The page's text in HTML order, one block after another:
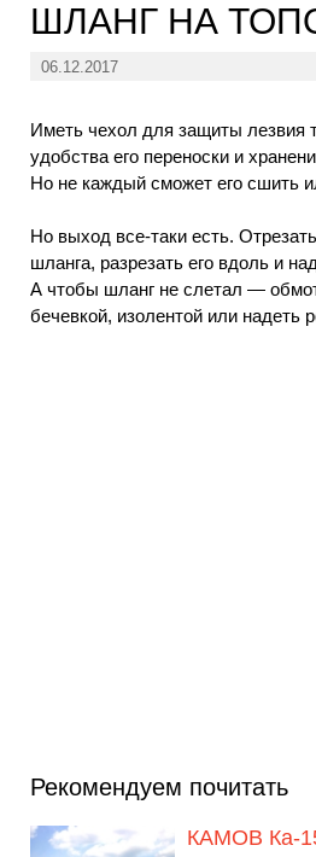
ШЛАНГ НА
06.12.2017
Иметь чехол для защиты лезвия
удобства его переноски и
Но не каждый сможет его сшить
Но выход все-таки есть.
шланга, разрезать его вдоль и
А чтобы шланг не слетал —
бечевкой, изолентой или надеть
Рекомендуем почитать
КАМОВ Ка-